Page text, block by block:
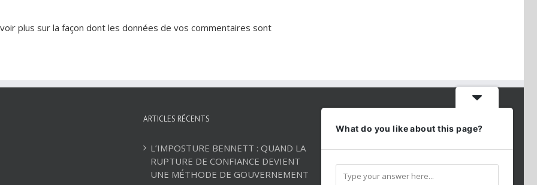
plus sur la façon dont les données de vos commentaires sont
ARTICLES RÉCENTS
L’IMPOSTURE BENNETT : QUAND LA
RUPTURE DE CONFIANCE DEVIENT
UNE MÉTHODE DE GOUVERNEMENT
Téléphone:01 86 98 27 27
Mobile:054 2544520
Email:andredarmon78@gmail.com
What do you like about this page?